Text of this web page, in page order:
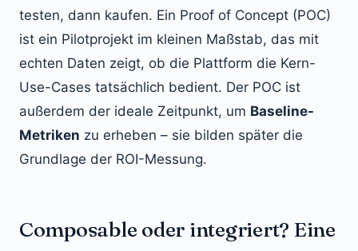
testen, dann kaufen. Ein Proof of Concept (POC)
ist ein Pilotprojekt im kleinen Maßstab, das mit
echten Daten zeigt, ob die Plattform die Kern-
Use-Cases tatsächlich bedient. Der POC ist
außerdem der ideale Zeitpunkt, um Baseline-
Metriken zu erheben – sie bilden später die
Grundlage der ROI-Messung.
Composable oder integriert? Eine